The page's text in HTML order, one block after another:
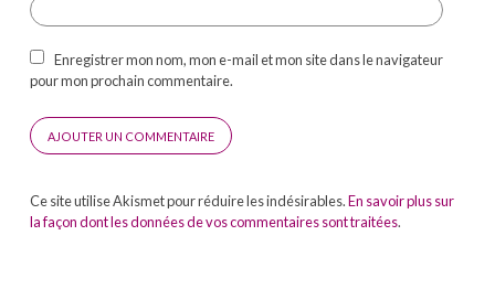
Enregistrer mon nom, mon e-mail et mon site dans le navigateur
pour mon prochain commentaire.
Ce site utilise Akismet pour réduire les indésirables.En savoir plus sur
la façon dont les données de vos commentaires sont traitées.